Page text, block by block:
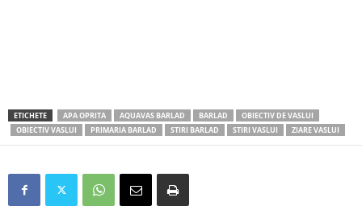
ETICHETE APA OPRITA AQUAVAS BARLAD BARLAD
OBIECTIV DE VASLUI
OBIECTIV VASLUI
PRIMARIA BARLAD STIRI BARLAD STIRI VASLUI ZIARE VASLUI